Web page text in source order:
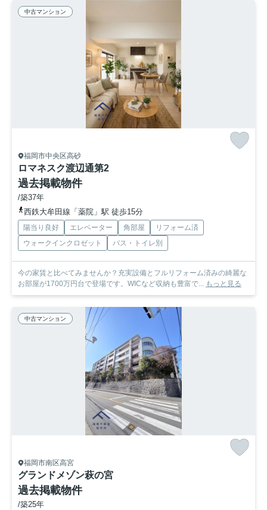
中古マンション
福岡市中央区高砂
ロマネスク渡辺通第2
過去掲載物件
/築37年
西鉄大牟田線「薬院」駅 徒歩15分
陽当り良好 エレベーター 角部屋
リフォーム済
ウォークインクロゼット
バス・トイレ別
今の家賃と比べてみませんか？充実設備とフルリフォーム済みの綺麗な
お部屋が1700万円台で登場です。WICなど収納も豊富で... もっと見る
中古マンション
福岡市南区高宮
グランドメゾン萩の宮
過去掲載物件
/築25年